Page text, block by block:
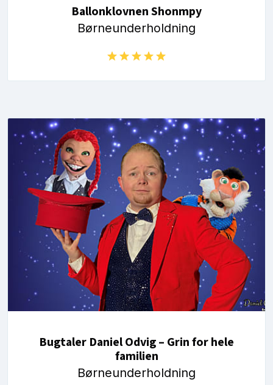
Ballonklovnen Shonmpy
Børneunderholdning
Bugtaler Daniel Odvig – Grin for hele
familien
Børneunderholdning